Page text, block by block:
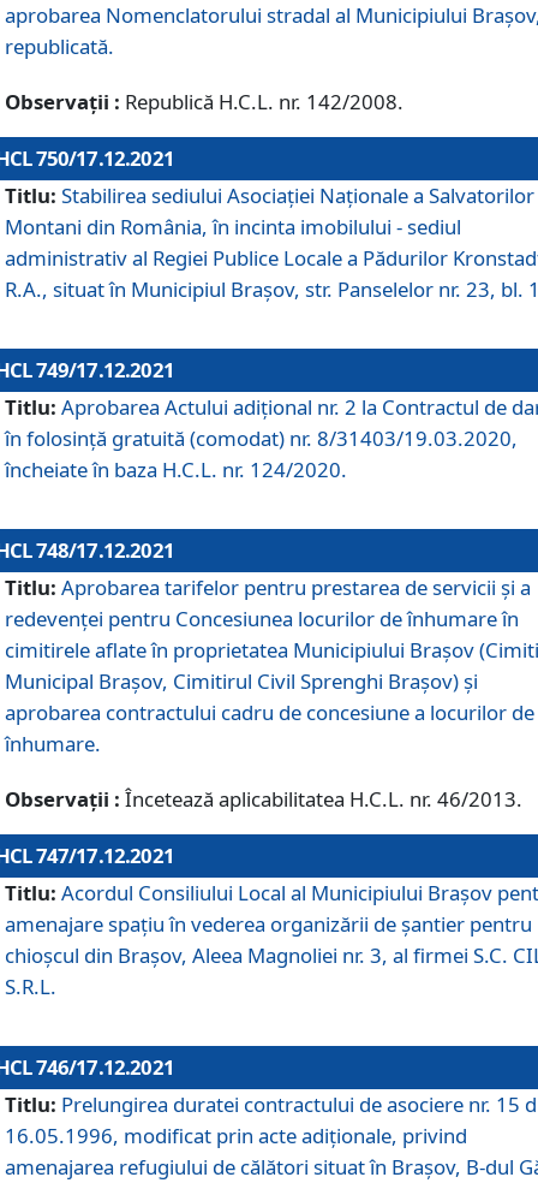
aprobarea Nomenclatorului stradal al Municipiului
republicată.
Observații : Republică H.C.L. nr. 142/2008.
750/17.12.2021
Titlu: Stabilirea sediului Asociației Naționale a Salvatorilor
Montani din România, în incinta imobilului - sediul
administrativ al Regiei Publice Locale a Pădurilor
R.A., situat în Municipiul Braşov, str. Panselelor nr. 23, bl.
749/17.12.2021
Titlu: Aprobarea Actului adițional nr. 2 la Contractul de
în folosință gratuită (comodat) nr. 8/31403/19.03.2020,
încheiate în baza H.C.L. nr. 124/2020.
748/17.12.2021
Titlu: Aprobarea tarifelor pentru prestarea de servicii şi a
redevenţei pentru Concesiunea locurilor de înhumare în
cimitirele aflate în proprietatea Municipiului Braşov
Municipal Braşov, Cimitirul Civil Sprenghi Braşov) şi
aprobarea contractului cadru de concesiune a locurilor de
înhumare.
Observații : Încetează aplicabilitatea H.C.L. nr. 46/2013.
747/17.12.2021
Titlu: Acordul Consiliului Local al Municipiului Braşov
amenajare spațiu în vederea organizării de șantier pentru
chioșcul din Brașov, Aleea Magnoliei nr. 3, al firmei S.C.
S.R.L.
746/17.12.2021
Titlu: Prelungirea duratei contractului de asociere nr. 15
16.05.1996, modificat prin acte adiționale, privind
amenajarea refugiului de călători situat în Brașov, B-dul